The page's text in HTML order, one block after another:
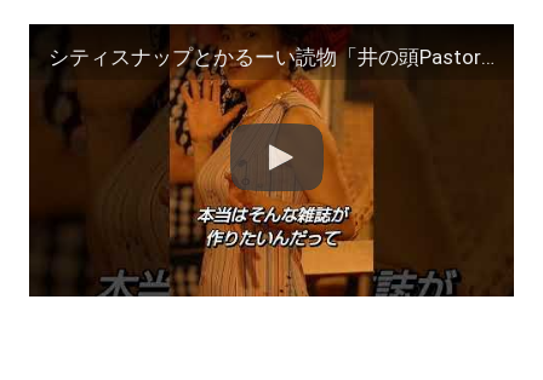
シティスナップとかるーい読物「井の頭Pastoral」第210巻「湘南女優」モデル：青木祥子 #shorts #ZINE